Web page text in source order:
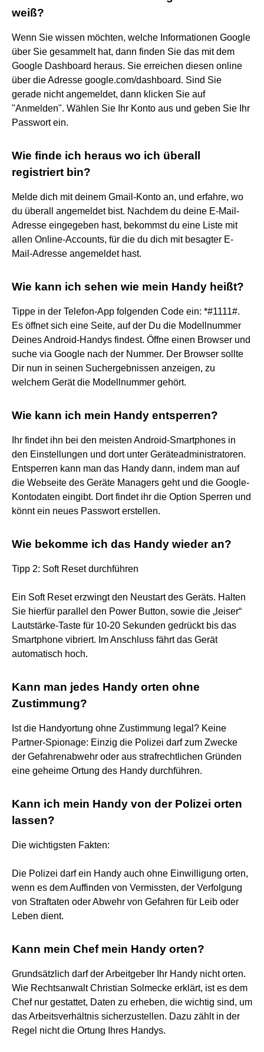
weiß?
Wenn Sie wissen möchten, welche Informationen Google
über Sie gesammelt hat, dann finden Sie das mit dem
Google Dashboard heraus. Sie erreichen diesen online
über die Adresse google.com/dashboard. Sind Sie
gerade nicht angemeldet, dann klicken Sie auf
"Anmelden". Wählen Sie Ihr Konto aus und geben Sie Ihr
Passwort ein.
Wie finde ich heraus wo ich überall
registriert bin?
Melde dich mit deinem Gmail-Konto an, und erfahre, wo
du überall angemeldet bist. Nachdem du deine E-Mail-
Adresse eingegeben hast, bekommst du eine Liste mit
allen Online-Accounts, für die du dich mit besagter E-
Mail-Adresse angemeldet hast.
Wie kann ich sehen wie mein Handy heißt?
Tippe in der Telefon-App folgenden Code ein: *#1111#.
Es öffnet sich eine Seite, auf der Du die Modellnummer
Deines Android-Handys findest. Öffne einen Browser und
suche via Google nach der Nummer. Der Browser sollte
Dir nun in seinen Suchergebnissen anzeigen, zu
welchem Gerät die Modellnummer gehört.
Wie kann ich mein Handy entsperren?
Ihr findet ihn bei den meisten Android-Smartphones in
den Einstellungen und dort unter Geräteadministratoren.
Entsperren kann man das Handy dann, indem man auf
die Webseite des Geräte Managers geht und die Google-
Kontodaten eingibt. Dort findet ihr die Option Sperren und
könnt ein neues Passwort erstellen.
Wie bekomme ich das Handy wieder an?
Tipp 2: Soft Reset durchführen
Ein Soft Reset erzwingt den Neustart des Geräts. Halten
Sie hierfür parallel den Power Button, sowie die „leiser“
Lautstärke-Taste für 10-20 Sekunden gedrückt bis das
Smartphone vibriert. Im Anschluss fährt das Gerät
automatisch hoch.
Kann man jedes Handy orten ohne
Zustimmung?
Ist die Handyortung ohne Zustimmung legal? Keine
Partner-Spionage: Einzig die Polizei darf zum Zwecke
der Gefahrenabwehr oder aus strafrechtlichen Gründen
eine geheime Ortung des Handy durchführen.
Kann ich mein Handy von der Polizei orten
lassen?
Die wichtigsten Fakten:
Die Polizei darf ein Handy auch ohne Einwilligung orten,
wenn es dem Auffinden von Vermissten, der Verfolgung
von Straftaten oder Abwehr von Gefahren für Leib oder
Leben dient.
Kann mein Chef mein Handy orten?
Grundsätzlich darf der Arbeitgeber Ihr Handy nicht orten.
Wie Rechtsanwalt Christian Solmecke erklärt, ist es dem
Chef nur gestattet, Daten zu erheben, die wichtig sind, um
das Arbeitsverhältnis sicherzustellen. Dazu zählt in der
Regel nicht die Ortung Ihres Handys.